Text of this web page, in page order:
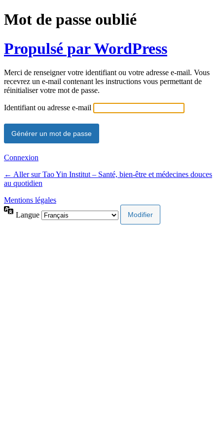
Mot de passe oublié
Propulsé par WordPress
Merci de renseigner votre identifiant ou votre adresse e-mail. Vous
recevrez un e-mail contenant les instructions vous permettant de
réinitialiser votre mot de passe.
Identifiant ou adresse e-mail
Connexion
← Aller sur Tao Yin Institut – Santé, bien-être et médecines douces
au quotidien
Mentions légales
Langue